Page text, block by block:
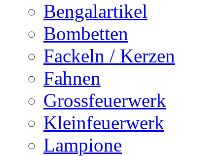
Bengalartikel
Bombetten
Fackeln / Kerzen
Fahnen
Grossfeuerwerk
Kleinfeuerwerk
Lampione